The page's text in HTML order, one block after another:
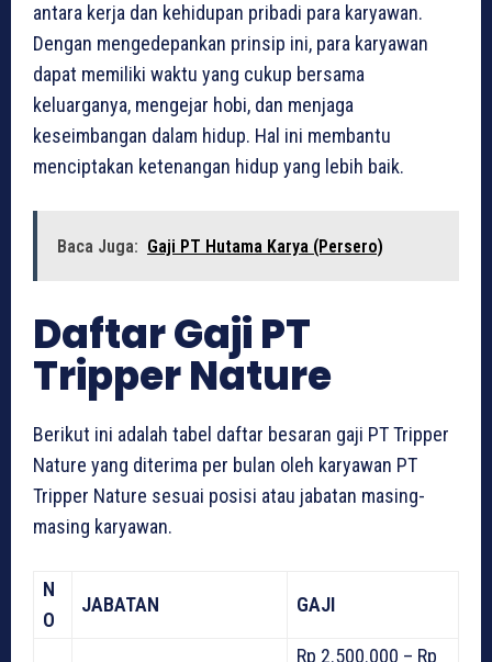
antara kerja dan kehidupan pribadi para karyawan.
Dengan mengedepankan prinsip ini, para karyawan
dapat memiliki waktu yang cukup bersama
keluarganya, mengejar hobi, dan menjaga
keseimbangan dalam hidup. Hal ini membantu
menciptakan ketenangan hidup yang lebih baik.
Baca Juga: Gaji PT Hutama Karya (Persero)
Daftar Gaji PT
Tripper Nature
Berikut ini adalah tabel daftar besaran gaji PT Tripper
Nature yang diterima per bulan oleh karyawan PT
Tripper Nature sesuai posisi atau jabatan masing-
masing karyawan.
N
O
JABATAN GAJI
Rp 2.500.000 – Rp